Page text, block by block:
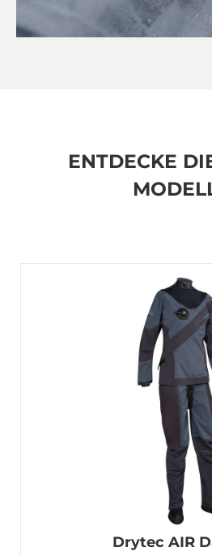
ENTDECKE
Drytec AIR